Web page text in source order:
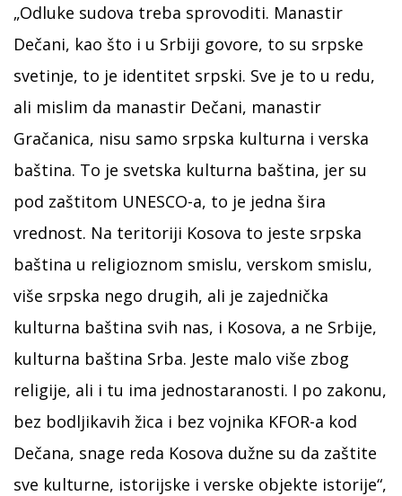
„Odluke sudova treba sprovoditi. Manastir
Dečani, kao što i u Srbiji govore, to su srpske
svetinje, to je identitet srpski. Sve je to u redu,
ali mislim da manastir Dečani, manastir
Gračanica, nisu samo srpska kulturna i verska
baština. To je svetska kulturna baština, jer su
pod zaštitom UNESCO-a, to je jedna šira
vrednost. Na teritoriji Kosova to jeste srpska
baština u religioznom smislu, verskom smislu,
više srpska nego drugih, ali je zajednička
kulturna baština svih nas, i Kosova, a ne Srbije,
kulturna baština Srba. Jeste malo više zbog
religije, ali i tu ima jednostaranosti. I po zakonu,
bez bodljikavih žica i bez vojnika KFOR-a kod
Dečana, snage reda Kosova dužne su da zaštite
sve kulturne, istorijske i verske objekte istorije“,